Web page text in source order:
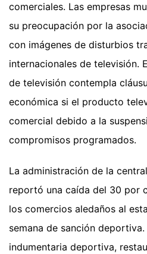
comerciales. Las empresas
su preocupación por la
con imágenes de disturbios
internacionales de televisión.
de televisión contempla
económica si el producto
comercial debido a la
compromisos programados.
La administración de la
reportó una caída del 30 por
los comercios aledaños al
semana de sanción
indumentaria deportiva,